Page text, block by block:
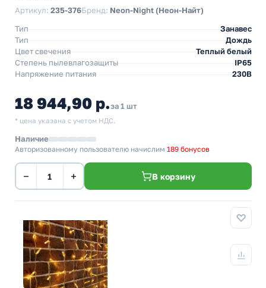
Артикул: 235-376Бренд: Neon-Night (Неон-Найт)
Тип
Занавес
Тип
Дождь
Цвет свечения
Теплый белый
Степень пылевлагозащиты
IP65
Напряжение питания
230В
18 944,90 р.за 1 шт
* цена указана с учетом НДС.
Наличие
Авторизованному пользователю начислим 189 бонусов
− + В корзину